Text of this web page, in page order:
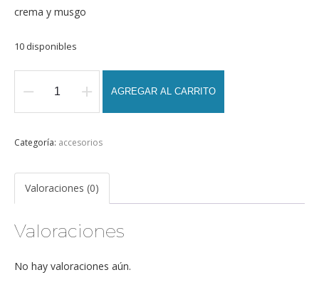
crema y musgo
10 disponibles
seda
AGREGAR AL CARRITO
Categoría: accesorios
Valoraciones (0)
Valoraciones
No hay valoraciones aún.